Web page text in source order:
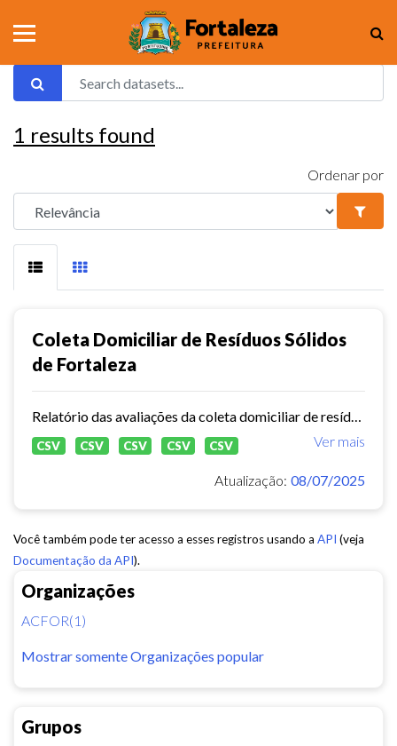
Organizações
ACFOR(1)
Mostrar somente Organizações popular
Grupos
1 results found
Ordenar por
Coleta Domiciliar de Resíduos Sólidos
de Fortaleza
Ver mais
CSV CSV CSV CSV CSV
Atualização: 08/07/2025
Você também pode ter acesso a esses registros usando a API (veja
Documentação da API).